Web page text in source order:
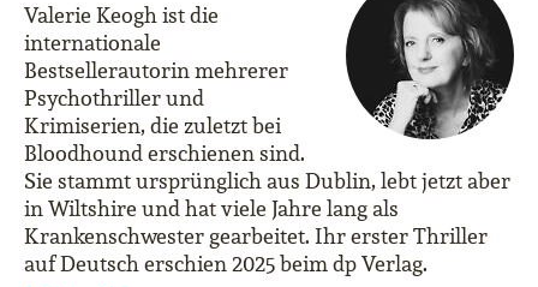
Valerie Keogh ist die
internationale
Bestsellerautorin mehrerer
Psychothriller und
Krimiserien, die zuletzt bei
Bloodhound erschienen sind.
Sie stammt ursprünglich aus Dublin, lebt jetzt aber
in Wiltshire und hat viele Jahre lang als
Krankenschwester gearbeitet. Ihr erster Thriller
auf Deutsch erschien 2025 beim dp Verlag.